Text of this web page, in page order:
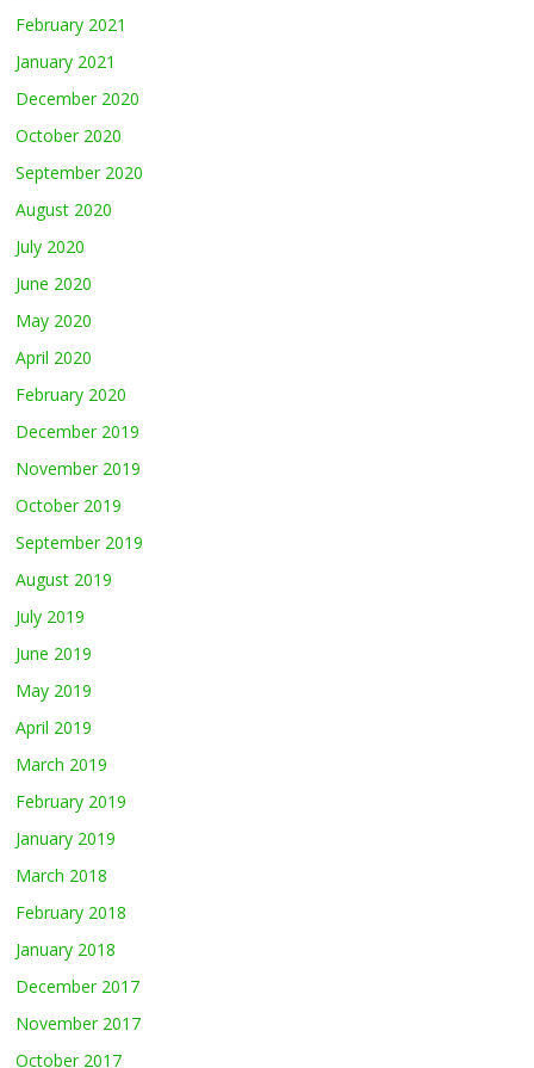
February 2021
January 2021
December 2020
October 2020
September 2020
August 2020
July 2020
June 2020
May 2020
April 2020
February 2020
December 2019
November 2019
October 2019
September 2019
August 2019
July 2019
June 2019
May 2019
April 2019
March 2019
February 2019
January 2019
March 2018
February 2018
January 2018
December 2017
November 2017
October 2017